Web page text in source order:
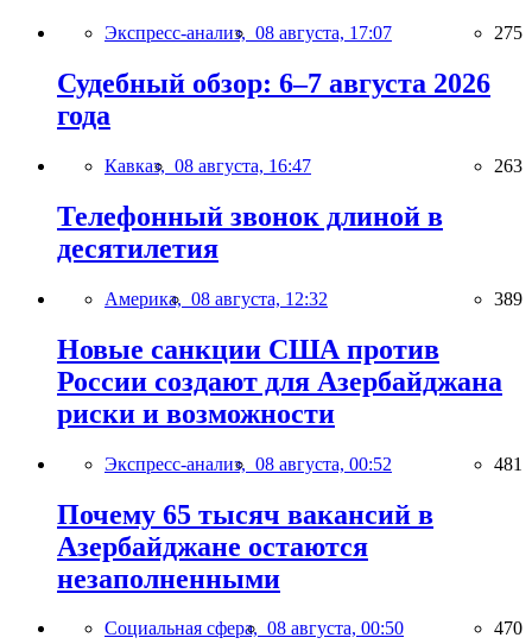
Экспресс-анализ, 08 августа, 17:07 275
Судебный обзор: 6–7 августа 2026
года
Кавказ, 08 августа, 16:47 263
Телефонный звонок длиной в
десятилетия
Америка, 08 августа, 12:32 389
Новые санкции США против
России создают для Азербайджана
риски и возможности
Экспресс-анализ, 08 августа, 00:52 481
Почему 65 тысяч вакансий в
Азербайджане остаются
незаполненными
Социальная сфера, 08 августа, 00:50 470